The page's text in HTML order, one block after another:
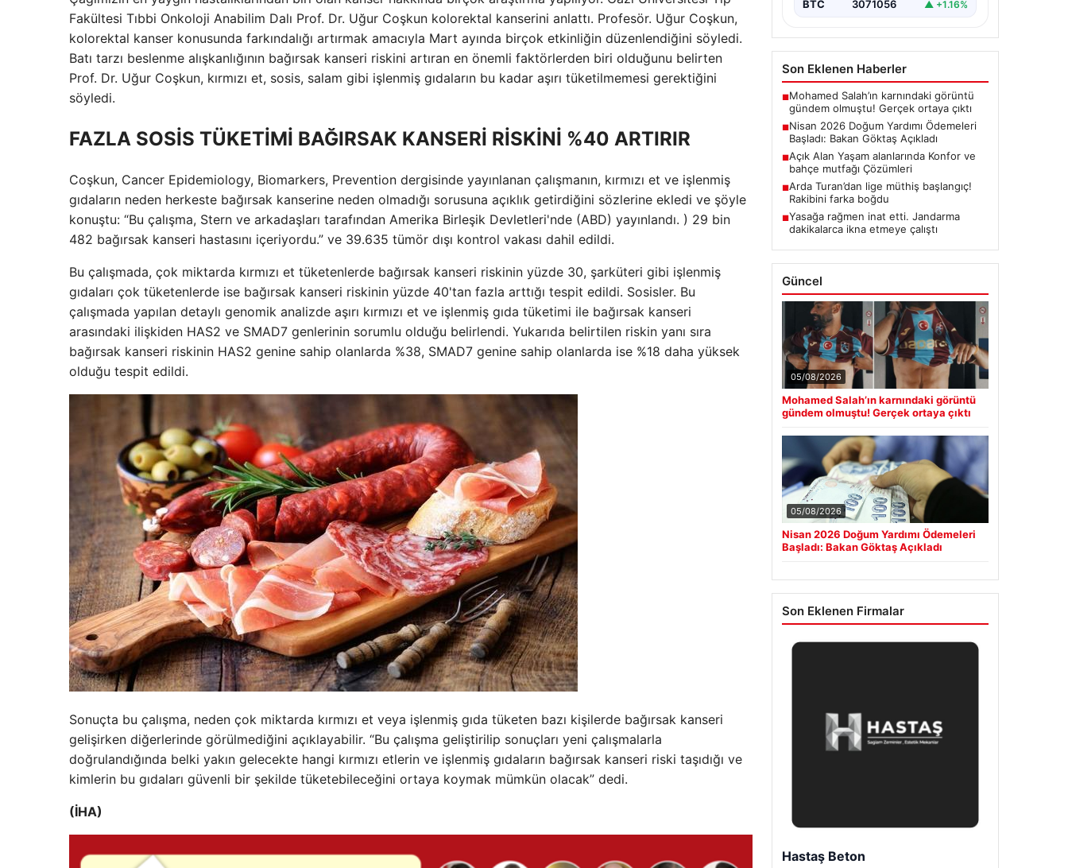
Fakültesi Tıbbi Onkoloji Anabilim Dalı Prof. Dr. Uğur Coşkun kolorektal kanserini anlattı. Profesör. Uğur Coşkun,
kolorektal kanser konusunda farkındalığı artırmak amacıyla Mart ayında birçok etkinliğin düzenlendiğini söyledi.
Batı tarzı beslenme alışkanlığının bağırsak kanseri riskini artıran en önemli faktörlerden biri olduğunu belirten
Prof. Dr. Uğur Coşkun, kırmızı et, sosis, salam gibi işlenmiş gıdaların bu kadar aşırı tüketilmemesi gerektiğini
söyledi.
FAZLA SOSİS TÜKETİMİ BAĞIRSAK KANSERİ RİSKİNİ %40 ARTIRIR
Coşkun, Cancer Epidemiology, Biomarkers, Prevention dergisinde yayınlanan çalışmanın, kırmızı et ve işlenmiş
gıdaların neden herkeste bağırsak kanserine neden olmadığı sorusuna açıklık getirdiğini sözlerine ekledi ve şöyle
konuştu: “Bu çalışma, Stern ve arkadaşları tarafından Amerika Birleşik Devletleri'nde (ABD) yayınlandı. ) 29 bin
482 bağırsak kanseri hastasını içeriyordu.” ve 39.635 tümör dışı kontrol vakası dahil edildi.
Bu çalışmada, çok miktarda kırmızı et tüketenlerde bağırsak kanseri riskinin yüzde 30, şarküteri gibi işlenmiş
gıdaları çok tüketenlerde ise bağırsak kanseri riskinin yüzde 40'tan fazla arttığı tespit edildi. Sosisler. Bu
çalışmada yapılan detaylı genomik analizde aşırı kırmızı et ve işlenmiş gıda tüketimi ile bağırsak kanseri
arasındaki ilişkiden HAS2 ve SMAD7 genlerinin sorumlu olduğu belirlendi. Yukarıda belirtilen riskin yanı sıra
bağırsak kanseri riskinin HAS2 genine sahip olanlarda %38, SMAD7 genine sahip olanlarda ise %18 daha yüksek
olduğu tespit edildi.
Sonuçta bu çalışma, neden çok miktarda kırmızı et veya işlenmiş gıda tüketen bazı kişilerde bağırsak kanseri
gelişirken diğerlerinde görülmediğini açıklayabilir. “Bu çalışma geliştirilip sonuçları yeni çalışmalarla
doğrulandığında belki yakın gelecekte hangi kırmızı etlerin ve işlenmiş gıdaların bağırsak kanseri riski taşıdığı ve
kimlerin bu gıdaları güvenli bir şekilde tüketebileceğini ortaya koymak mümkün olacak” dedi.
(İHA)
BTC 3071056 ▲ +1.16%
Son Eklenen Haberler
■Mohamed Salah’ın karnındaki görüntü
gündem olmuştu! Gerçek ortaya çıktı
■Nisan 2026 Doğum Yardımı Ödemeleri
Başladı: Bakan Göktaş Açıkladı
■Açık Alan Yaşam alanlarında Konfor ve
bahçe mutfağı Çözümleri
■Arda Turan’dan lige müthiş başlangıç!
Rakibini farka boğdu
■Yasağa rağmen inat etti. Jandarma
dakikalarca ikna etmeye çalıştı
Güncel
05/08/2026
Mohamed Salah’ın karnındaki görüntü
gündem olmuştu! Gerçek ortaya çıktı
05/08/2026
Nisan 2026 Doğum Yardımı Ödemeleri
Başladı: Bakan Göktaş Açıkladı
Son Eklenen Firmalar
Enes Kaplan Avukatlık Bürosu